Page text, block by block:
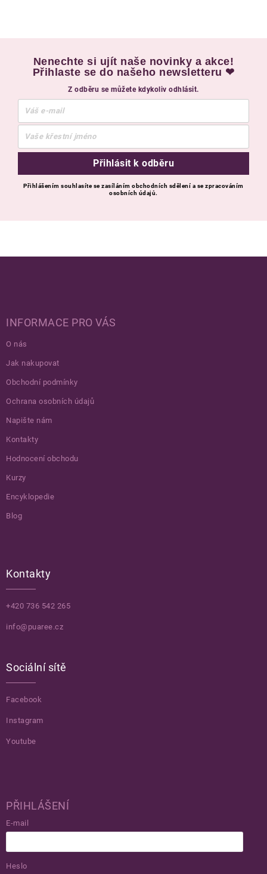
Nenechte si ujít naše novinky a akce!
Přihlaste se do našeho newsletteru ❤
Z odběru se můžete kdykoliv odhlásit.
Přihlásit k odběru
Přihlášením souhlasíte se zasíláním obchodních sdělení a se zpracováním
osobních údajů.
INFORMACE PRO VÁS
O nás
Jak nakupovat
Obchodní podmínky
Ochrana osobních údajů
Napište nám
Kontakty
Hodnocení obchodu
Kurzy
Encyklopedie
Blog
Kontakty
+420 736 542 265
info@puaree.cz
Sociální sítě
Facebook
Instagram
Youtube
PŘIHLÁŠENÍ
E-mail
Heslo